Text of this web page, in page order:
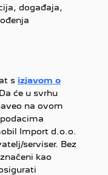
događaja,
s izjavom o
Da će u svrhu
na ovom
Import d.o.o.
serviser. Bez
kao